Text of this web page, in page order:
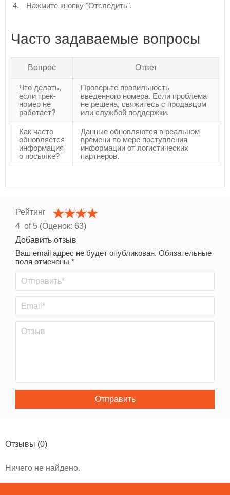
Нажмите кнопку "Отследить".
Часто задаваемые вопросы
Вопрос Ответ
Что делать,
если трек-
номер не
работает?
Проверьте правильность
введенного номера. Если проблема
не решена, свяжитесь с продавцом
или службой поддержки.
Как часто
обновляется
информация
о посылке?
Данные обновляются в реальном
времени по мере поступления
информации от логистических
партнеров.
Рейтинг
4 of 5 (Оценок: 63)
Добавить отзыв
Ваш email адрес не будет опубликован. Обязательные
поля отмечены *
Отправить
Отзывы (0)
Ничего не найдено.